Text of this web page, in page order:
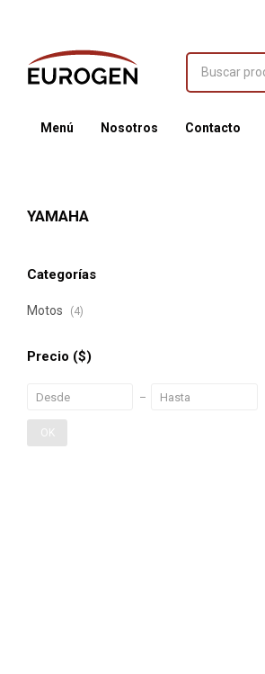
Menú Nosotros Contacto
YAMAHA
Categorías
Motos (4)
Precio ($)
OK